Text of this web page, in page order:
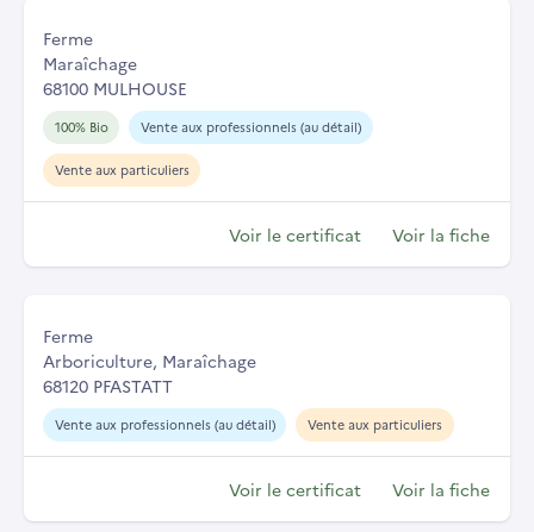
Ferme
Maraîchage
68100 MULHOUSE
100% Bio Vente aux professionnels (au détail)
Vente aux particuliers
Voir le certificat Voir la fiche
Ferme
Arboriculture, Maraîchage
68120 PFASTATT
Vente aux professionnels (au détail) Vente aux particuliers
Voir le certificat Voir la fiche